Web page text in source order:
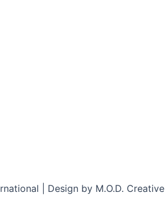
| Design by M.O.D. Creative